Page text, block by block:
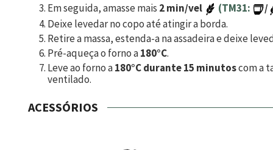
Em seguida, amasse mais 2 min/vel (TM31:
/
Deixe levedar no copo até atingir a borda.
Retire a massa, estenda-a na assadeira e deixe
Pré-aqueça o forno a180°C.
Leve ao forno a180°C durante 15 minutoscom a
ventilado.
ACESSÓRIOS